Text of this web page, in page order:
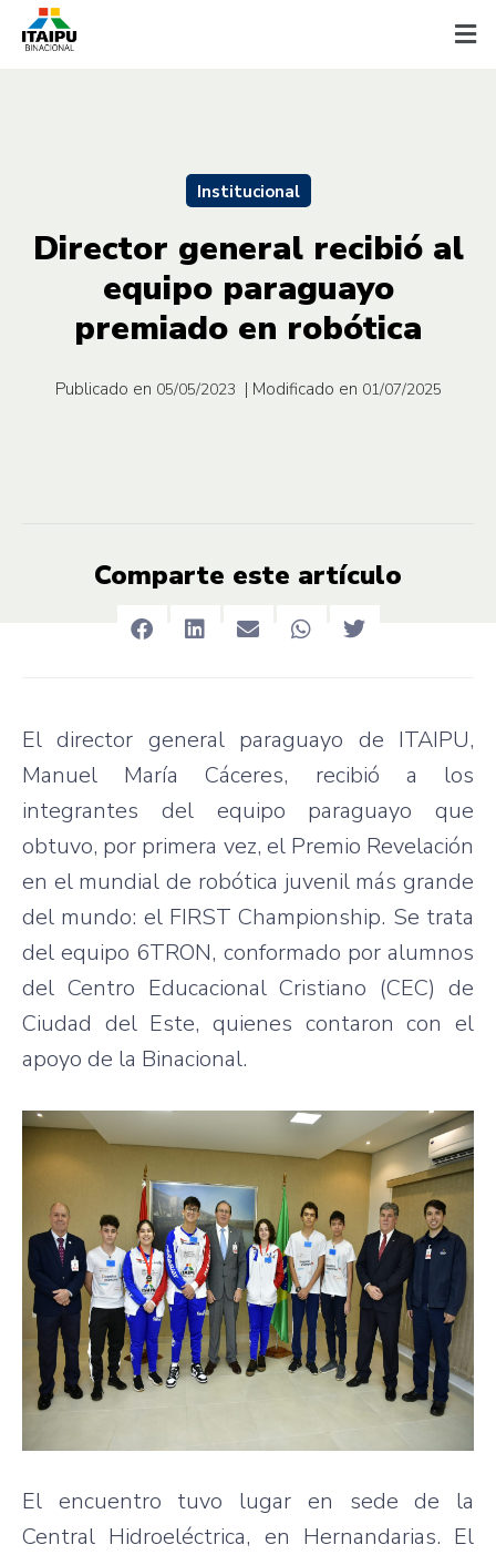
Institucional
Director general recibió al
equipo paraguayo
premiado en robótica
Publicado en 05/05/2023 | Modificado en 01/07/2025
Comparte este artículo
El director general paraguayo de ITAIPU,
Manuel María Cáceres, recibió a los
integrantes del equipo paraguayo que
obtuvo, por primera vez, el Premio Revelación
en el mundial de robótica juvenil más grande
del mundo: el FIRST Championship. Se trata
del equipo 6TRON, conformado por alumnos
del Centro Educacional Cristiano (CEC) de
Ciudad del Este, quienes contaron con el
apoyo de la Binacional.
El encuentro tuvo lugar en sede de la
Central Hidroeléctrica, en Hernandarias. El